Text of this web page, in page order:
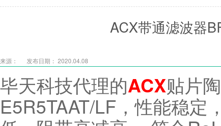
ACX带通滤波器
来源： 发布日期： 2020.04.08
毕天科技代理的ACX贴片
E5R5TAAT/LF，性能稳定